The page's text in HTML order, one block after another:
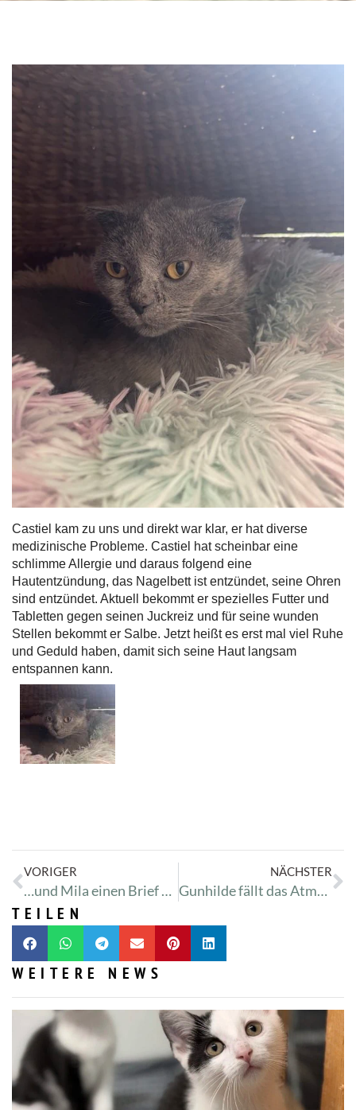
Castiel kam zu uns und direkt war klar, er hat diverse
medizinische Probleme. Castiel hat scheinbar eine
schlimme Allergie und daraus folgend eine
Hautentzündung, das Nagelbett ist entzündet, seine Ohren
sind entzündet. Aktuell bekommt er spezielles Futter und
Tabletten gegen seinen Juckreiz und für seine wunden
Stellen bekommt er Salbe. Jetzt heißt es erst mal viel Ruhe
und Geduld haben, damit sich seine Haut langsam
entspannen kann.
VORIGER
…und Mila einen Brief schreiben.
NÄCHSTER
Gunhilde fällt das Atmen schwer
TEILEN
WEITERE NEWS